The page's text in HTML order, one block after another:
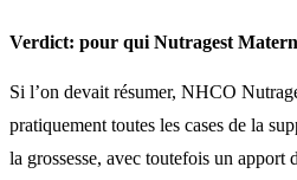
Verdict: pour qui Nutragest
Si l’on devait résumer, NHCO
pratiquement toutes les cases de la
la grossesse, avec toutefois un apport